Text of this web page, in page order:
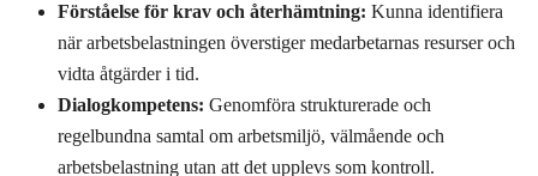
Förståelse för krav och återhämtning: Kunna identifiera
när arbetsbelastningen överstiger medarbetarnas resurser och
vidta åtgärder i tid.
Dialogkompetens: Genomföra strukturerade och
regelbundna samtal om arbetsmiljö, välmående och
arbetsbelastning utan att det upplevs som kontroll.